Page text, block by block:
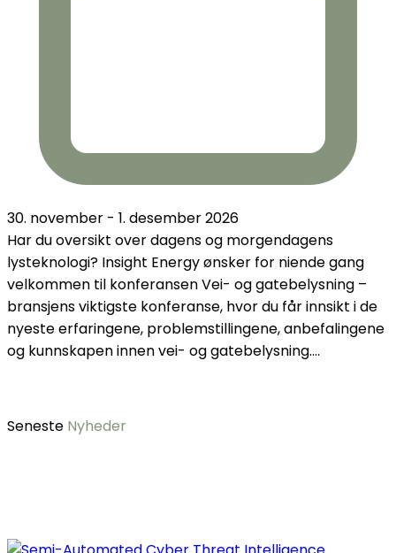
30. november - 1. desember 2026
Har du oversikt over dagens og morgendagens
lysteknologi? Insight Energy ønsker for niende gang
velkommen til konferansen Vei- og gatebelysning –
bransjens viktigste konferanse, hvor du får innsikt i de
nyeste erfaringene, problemstillingene, anbefalingene
og kunnskapen innen vei- og gatebelysning....
Seneste Nyheder